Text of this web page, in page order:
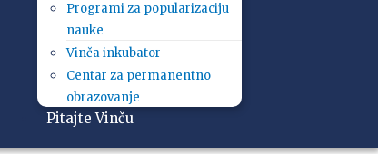
Programi za popularizaciju
nauke
Vinča inkubator
Centar za permanentno
obrazovanje
Pitajte Vinču